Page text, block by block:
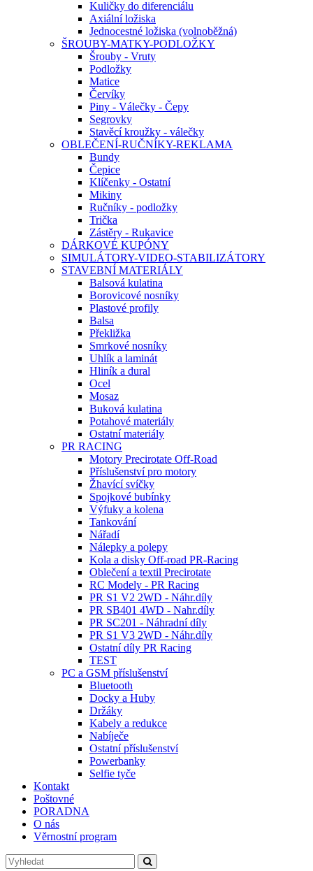
Kuličky do diferenciálu
Axiální ložiska
Jednocestné ložiska (volnoběžná)
ŠROUBY-MATKY-PODLOŽKY
Šrouby - Vruty
Podložky
Matice
Červíky
Piny - Válečky - Čepy
Segrovky
Stavěcí kroužky - válečky
OBLEČENÍ-RUČNÍKY-REKLAMA
Bundy
Čepice
Klíčenky - Ostatní
Mikiny
Ručníky - podložky
Trička
Zástěry - Rukavice
DÁRKOVÉ KUPÓNY
SIMULÁTORY-VIDEO-STABILIZÁTORY
STAVEBNÍ MATERIÁLY
Balsová kulatina
Borovicové nosníky
Plastové profily
Balsa
Překližka
Smrkové nosníky
Uhlík a laminát
Hliník a dural
Ocel
Mosaz
Buková kulatina
Potahové materiály
Ostatní materiály
PR RACING
Motory Precirotate Off-Road
Příslušenství pro motory
Žhavící svíčky
Spojkové bubínky
Výfuky a kolena
Tankování
Nářadí
Nálepky a polepy
Kola a disky Off-road PR-Racing
Oblečení a textil Precirotate
RC Modely - PR Racing
PR S1 V2 2WD - Náhr.díly
PR SB401 4WD - Nahr.díly
PR SC201 - Náhradní díly
PR S1 V3 2WD - Náhr.díly
Ostatní díly PR Racing
TEST
PC a GSM příslušenství
Bluetooth
Docky a Huby
Držáky
Kabely a redukce
Nabíječe
Ostatní příslušenství
Powerbanky
Selfie tyče
Kontakt
Poštovné
PORADNA
O nás
Věrnostní program